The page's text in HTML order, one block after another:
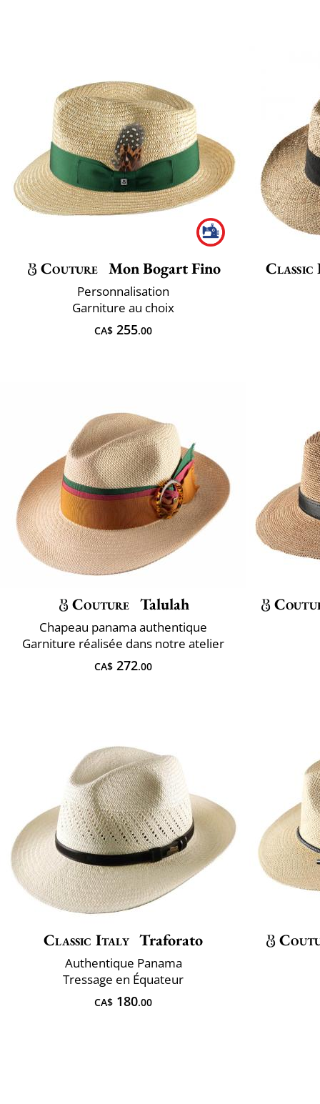
Couture Mon Bogart Fino
Personnalisation
Garniture au choix
CA$ 255.00
Couture Talulah
Chapeau panama authentique
Garniture réalisée dans notre atelier
CA$ 272.00
Classic Italy Traforato
Authentique Panama
Tressage en Équateur
CA$ 180.00